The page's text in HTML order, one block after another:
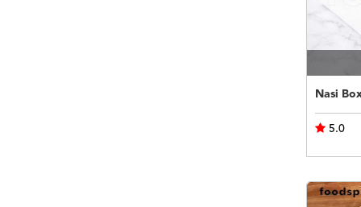
Nasi
5.0